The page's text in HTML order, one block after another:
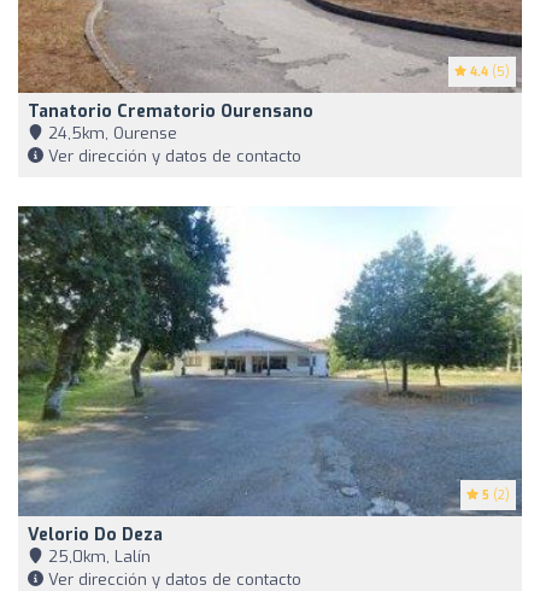
4.4 (5)
Tanatorio Crematorio Ourensano
24,5km, Ourense
Ver dirección y datos de contacto
5 (2)
Velorio Do Deza
25,0km, Lalín
Ver dirección y datos de contacto